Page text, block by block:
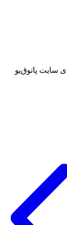
سایت پاتوق‌یو